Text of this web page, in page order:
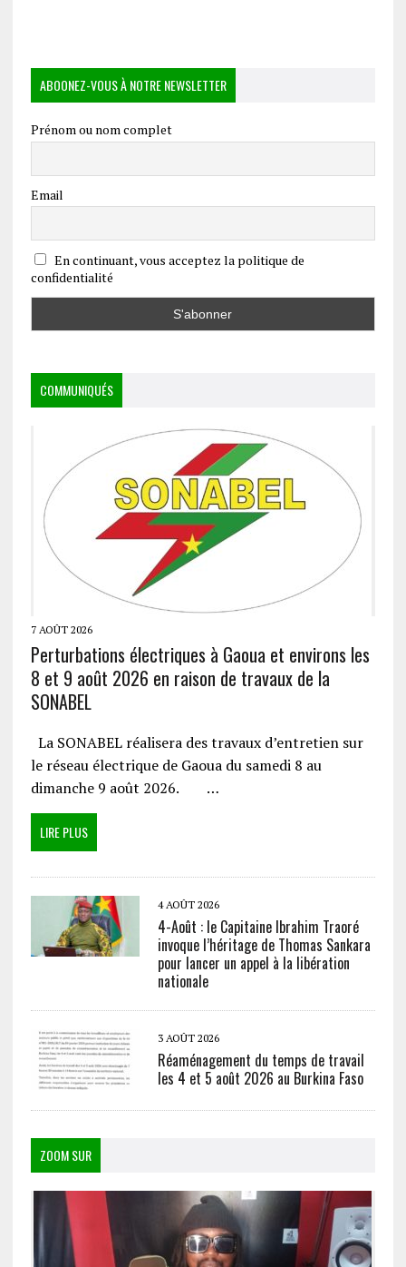
ABOONEZ-VOUS À NOTRE NEWSLETTER
Prénom ou nom complet
Email
En continuant, vous acceptez la politique de
confidentialité
COMMUNIQUÉS
7 AOÛT 2026
Perturbations électriques à Gaoua et environs les
8 et 9 août 2026 en raison de travaux de la
SONABEL
La SONABEL réalisera des travaux d’entretien sur
le réseau électrique de Gaoua du samedi 8 au
dimanche 9 août 2026. …
LIRE PLUS
4 AOÛT 2026
4-Août : le Capitaine Ibrahim Traoré
invoque l’héritage de Thomas Sankara
pour lancer un appel à la libération
nationale
3 AOÛT 2026
Réaménagement du temps de travail
les 4 et 5 août 2026 au Burkina Faso
ZOOM SUR